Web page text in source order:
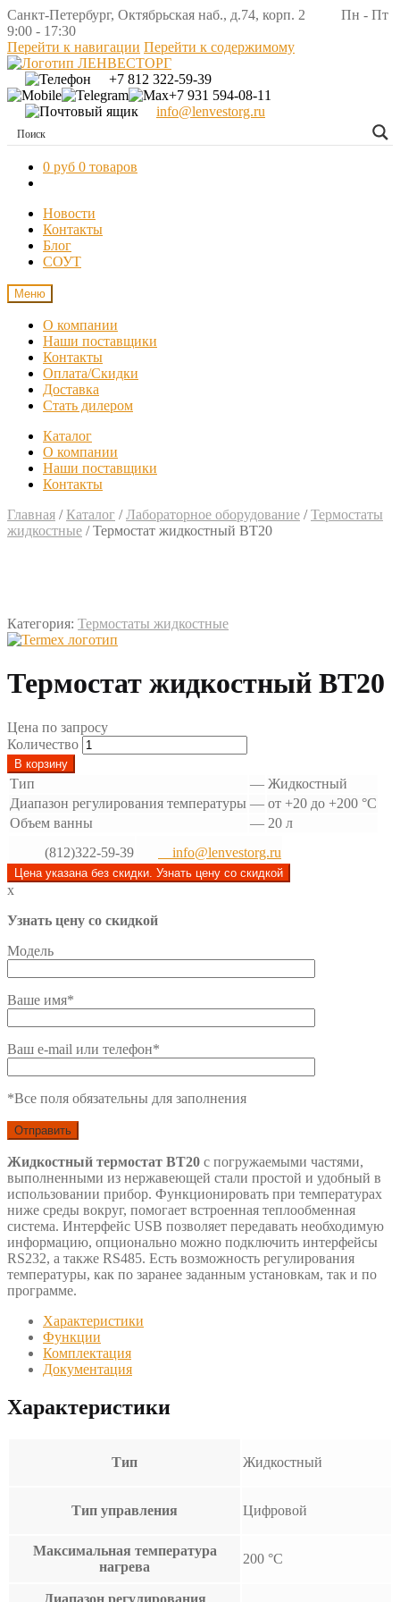
Санкт-Петербург, Октябрьская наб., д.74, корп. 2 Пн - Пт
9:00 - 17:30
Перейти к навигации Перейти к содержимому
+7 812 322-59-39
+7 931 594-08-11
info@lenvestorg.ru
0 руб 0 товаров
Новости
Контакты
Блог
СОУТ
Меню
О компании
Наши поставщики
Контакты
Оплата/Скидки
Доставка
Стать дилером
Каталог
О компании
Наши поставщики
Контакты
Главная / Каталог /Лабораторное оборудование /Термостаты
жидкостные /Термостат жидкостный ВТ20
Категория: Термостаты жидкостные
Термостат жидкостный ВТ20
Цена по запросу
Количество
В корзину
Тип — Жидкостный
Диапазон регулирования температуры — от +20 до +200 °С
Объем ванны
— 20 л
(812)322-59-39
info@lenvestorg.ru
Цена указана без скидки. Узнать цену со скидкой
x
Узнать цену со скидкой
Модель
Ваше имя*
Ваш e-mail или телефон*
*Все поля обязательны для заполнения
Жидкостный термостат ВТ20 с погружаемыми частями,
выполненными из нержавеющей стали простой и удобный в
использовании прибор. Функционировать при температурах
ниже среды вокруг, помогает встроенная теплообменная
система. Интерфейс USB позволяет передавать необходимую
информацию, опционально можно подключить интерфейсы
RS232, а также RS485. Есть возможность регулирования
температуры, как по заранее заданным установкам, так и по
программе.
Характеристики
Функции
Комплектация
Документация
Характеристики
Тип Жидкостный
Тип управления Цифровой
Максимальная температура
нагрева
200 °С
Диапазон регулирования